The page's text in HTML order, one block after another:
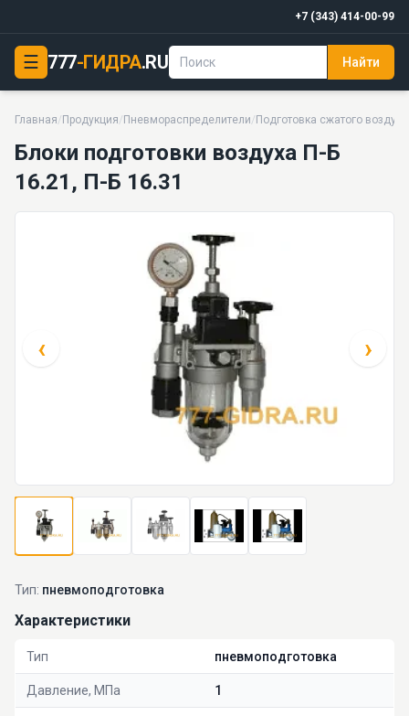
+7 (343) 414-00-99
☰ 777-ГИДРА.RU Найти
Главная/ Продукция/ Пневмораспределители/ Подготовка сжатого воздуха
Блоки подготовки воздуха П-Б 16.21, П-Б 16.31
Блоки подготовки воздуха П-Б
16.21, П-Б 16.31
‹ ›
Тип: пневмоподготовка
Характеристики
Тип пневмоподготовка
Давление, МПа 1